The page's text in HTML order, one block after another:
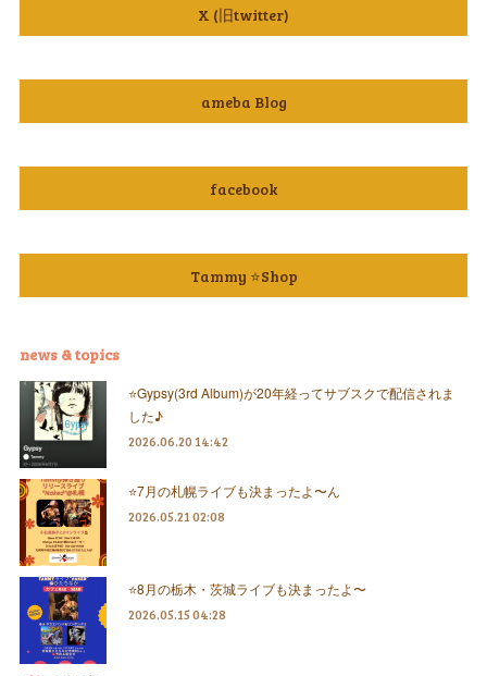
X (旧twitter)
ameba Blog
facebook
Tammy ⭐️Shop
news & topics
⭐️Gypsy(3rd Album)が20年経ってサブスクで配信されま
した♪
2026.06.20 14:42
⭐️7月の札幌ライブも決まったよ〜ん
2026.05.21 02:08
⭐️8月の栃木・茨城ライブも決まったよ〜
2026.05.15 04:28